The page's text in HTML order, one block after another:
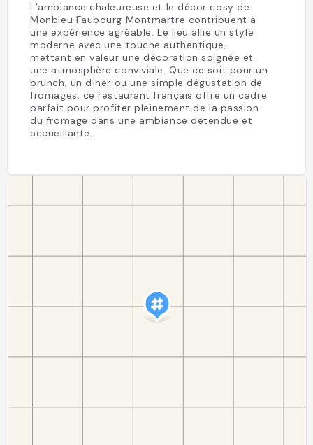
L’ambiance chaleureuse et le décor cosy de
Monbleu Faubourg Montmartre contribuent à
une expérience agréable. Le lieu allie un style
moderne avec une touche authentique,
mettant en valeur une décoration soignée et
une atmosphère conviviale. Que ce soit pour un
brunch, un dîner ou une simple dégustation de
fromages, ce restaurant français offre un cadre
parfait pour profiter pleinement de la passion
du fromage dans une ambiance détendue et
accueillante.